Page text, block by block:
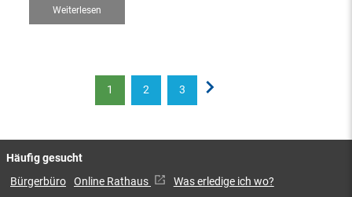
Weiterlesen
1 2 3
Häufig gesucht
Bürgerbüro Online Rathaus
Was erledige ich wo?